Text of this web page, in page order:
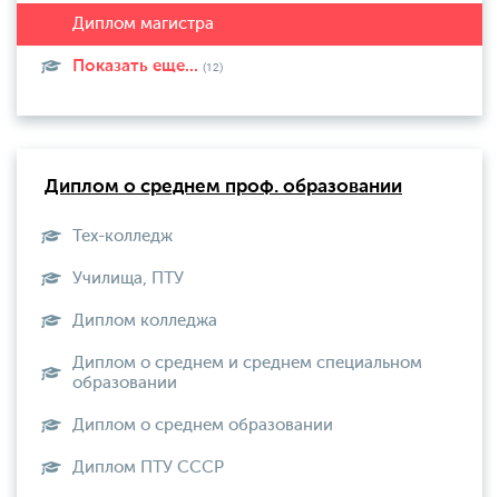
Показать еще... (12)
Диплом о среднем проф. образовании
Тех-колледж
Училища, ПТУ
Диплом колледжа
Диплом о среднем и среднем специальном
образовании
Диплом о среднем образовании
Диплом ПТУ СССР